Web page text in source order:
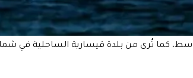
بلدة قيسارية الساحلية في شمال إسرائيل، في 29 أغسطس